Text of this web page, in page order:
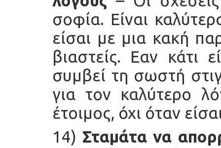
σοφία. Είναι
είσαι με μια κακή
βιαστείς. Εαν κάτι
συμβεί τη σωστή
για τον καλύτερο
έτοιμος, όχι όταν
14) Σταμάτα να